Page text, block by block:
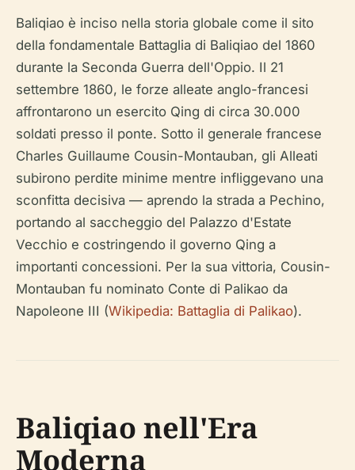
Baliqiao è inciso nella storia globale come il sito
della fondamentale Battaglia di Baliqiao del 1860
durante la Seconda Guerra dell'Oppio. Il 21
settembre 1860, le forze alleate anglo-francesi
affrontarono un esercito Qing di circa 30.000
soldati presso il ponte. Sotto il generale francese
Charles Guillaume Cousin-Montauban, gli Alleati
subirono perdite minime mentre infliggevano una
sconfitta decisiva — aprendo la strada a Pechino,
portando al saccheggio del Palazzo d'Estate
Vecchio e costringendo il governo Qing a
importanti concessioni. Per la sua vittoria, Cousin-
Montauban fu nominato Conte di Palikao da
Napoleone III (Wikipedia: Battaglia di Palikao).
Baliqiao nell'Era
Moderna